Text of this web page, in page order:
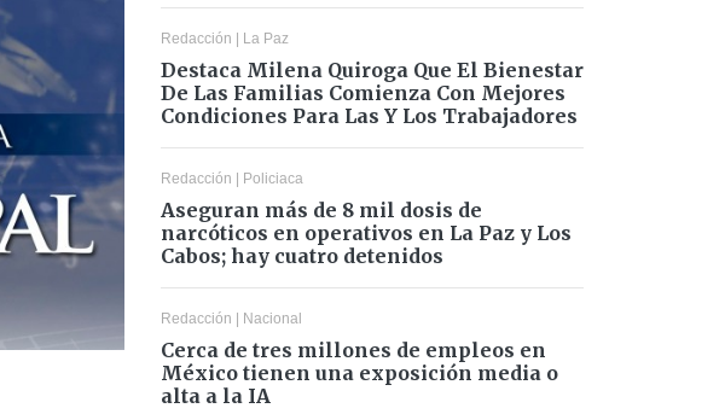
Redacción | La Paz
Destaca Milena Quiroga Que El Bienestar
De Las Familias Comienza Con Mejores
Condiciones Para Las Y Los Trabajadores
Redacción | Policiaca
Aseguran más de 8 mil dosis de
narcóticos en operativos en La Paz y Los
Cabos; hay cuatro detenidos
Redacción | Nacional
Cerca de tres millones de empleos en
México tienen una exposición media o
alta a la IA